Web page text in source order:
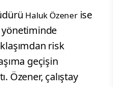
Haluk Özenerise
yönetiminde
risk
geçişin
Özener, çalıştay